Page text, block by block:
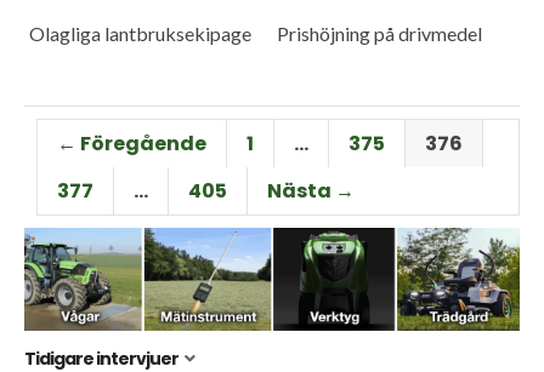
Olagliga lantbruksekipage Prishöjning på drivmedel
← Föregående 1 … 375
376
377
… 405 Nästa →
Tidigare intervjuer